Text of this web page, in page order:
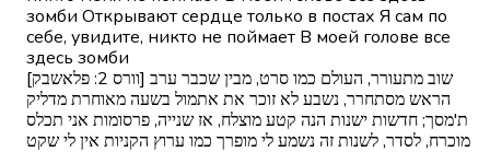
зомби Открывают сердце только в постах Я сам по
себе, увидите, никто не поймает В моей голове все
здесь зомби
[וורס 2: פלאשבק] שוב מתעורר, העולם כמו סרט, מבין שכבר ערב
הראש מסתחרר, נשבע לא זוכר את אתמול בשעה מאוחרת מדליק
ת'מסך; חדשות ישנות הנה קטע מוצלח, אז שנייה, פרסומות אני תכלס
מוכרח, לסדר, לשנות זה נשמע לי מופרך כמו ערוץ הקניות אין לי שקט